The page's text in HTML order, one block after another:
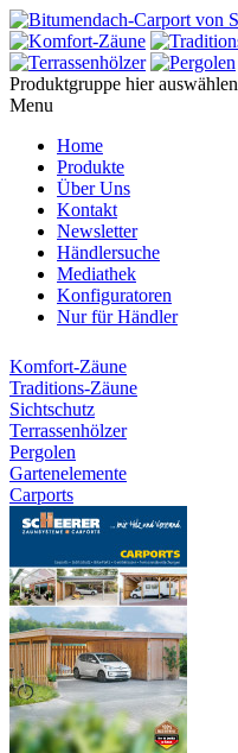
Produktgruppe hier auswählen
Menu
Home
Produkte
Über Uns
Kontakt
Newsletter
Händlersuche
Mediathek
Konfiguratoren
Nur für Händler
Komfort-Zäune
Traditions-Zäune
Sichtschutz
Terrassenhölzer
Pergolen
Gartenelemente
Carports